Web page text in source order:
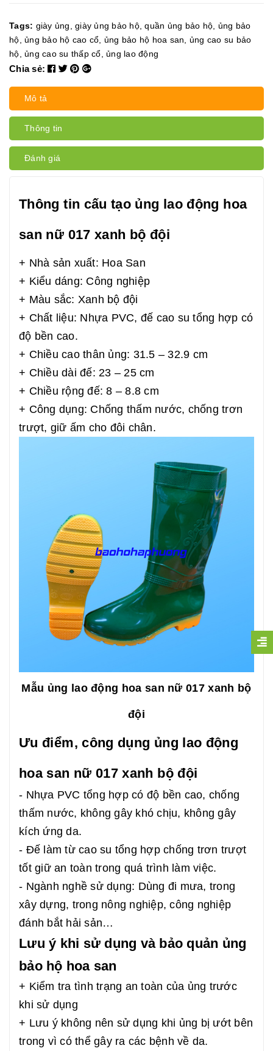
Tags: giày ủng giày ủng bảo hộ,quần ủng bảo hộ ủng bảo
hộ ủng bảo hộ cao cổ ủng bảo hộ hoa san
ủng cao su bảo
hộ ủng cao su thấp cổ ủng lao động
Chia sẻ:
Mô tả
Thông tin
Đánh giá
Thông tin cấu tạo ủng lao động hoa
san nữ 017 xanh bộ đội
+ Nhà sản xuất: Hoa San
+ Kiểu dáng: Công nghiệp
+ Màu sắc: Xanh bộ đội
+ Chất liệu: Nhựa PVC, đế cao su tổng hợp có
độ bền cao.
+ Chiều cao thân ủng: 31.5 – 32.9 cm
+ Chiều dài đế: 23 – 25 cm
+ Chiều rộng đế: 8 – 8.8 cm
+ Công dụng: Chống thấm nước, chống trơn
trượt, giữ ấm cho đôi chân.
Mẫu ủng lao động hoa san nữ 017 xanh bộ
đội
Ưu điểm, công dụng ủng lao động
hoa san nữ 017 xanh bộ đội
- Nhựa PVC tổng hợp có độ bền cao, chống
thấm nước, không gây khó chịu, không gây
kích ứng da.
- Đế làm từ cao su tổng hợp chống trơn trượt
tốt giữ an toàn trong quá trình làm việc.
- Ngành nghề sử dụng: Dùng đi mưa, trong
xây dựng, trong nông nghiệp, công nghiệp
đánh bắt hải sản…
Lưu ý khi sử dụng và bảo quản ủng
bảo hộ hoa san
+ Kiểm tra tình trạng an toàn của ủng trước
khi sử dụng
+ Lưu ý không nên sử dụng khi ủng bị ướt bên
trong vì có thể gây ra các bệnh về da.